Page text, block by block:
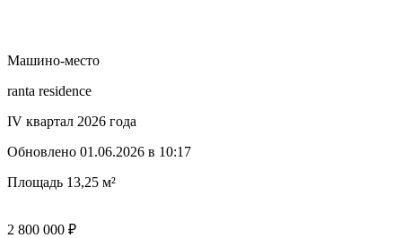
Машино-место
ranta residence
IV квартал 2026 года
Обновлено 01.06.2026 в 10:17
Площадь 13,25 м²
2 800 000 ₽